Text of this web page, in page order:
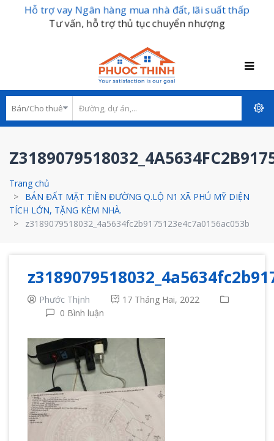
Hỗ trợ vay Ngân hàng mua nhà đất, lãi suất thấp
Tư vấn, hỗ trợ thủ tục chuyển nhượng
Trang chủ
BÁN ĐẤT MẶT TIỀN ĐƯỜNG Q.LỘ N1 XÃ PHÚ MỸ DIỆN
TÍCH LỚN, TẶNG KÈM NHÀ.
z3189079518032_4a5634fc2b9175123e4c7a0156ac053b
Phước Thịnh
17 Tháng Hai, 2022
0 Bình luận